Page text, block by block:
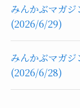
みんかぶマガ
(2026/6/29)
みんかぶマガ
(2026/6/28)